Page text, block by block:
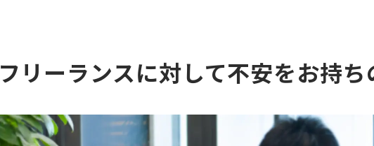
フリーランスに対して不安をお持ち